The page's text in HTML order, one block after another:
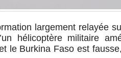
largement relayée
hélicoptère militaire
le Burkina Faso est